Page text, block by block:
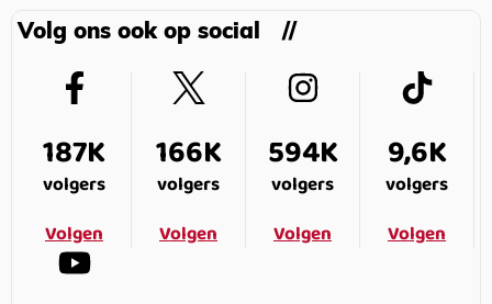
Volg ons ook op social
187K
volgers
Volgen
166K
volgers
Volgen
594K
volgers
Volgen
9,6K
volgers
Volgen